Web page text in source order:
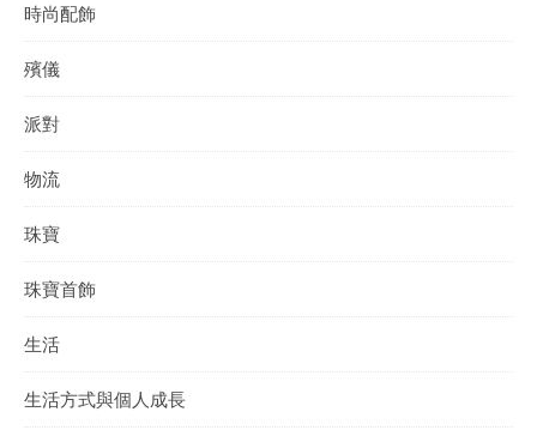
時尚配飾
殯儀
派對
物流
珠寶
珠寶首飾
生活
生活方式與個人成長